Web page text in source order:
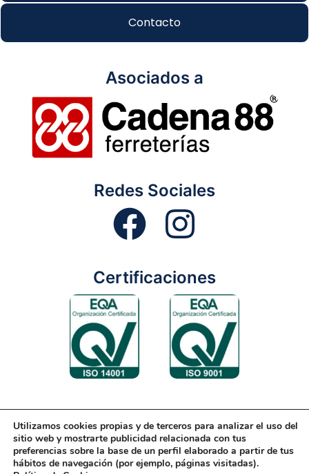
Contacto
Asociados a
Redes Sociales
Certificaciones
Aviso Legal Condiciones Generales
Diseño Web
Política de Cookies
Política de Gestión
Utilizamos cookies propias y de terceros para analizar el uso del
sitio web y mostrarte publicidad relacionada con tus
preferencias sobre la base de un perfil elaborado a partir de tus
hábitos de navegación (por ejemplo, páginas visitadas).